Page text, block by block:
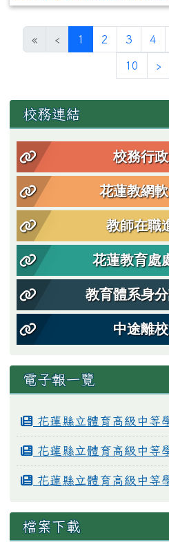
« ‹ 1 (目前頁次)
2 3 4
10 ›
左邊區域內容
校務連結
校務行
花蓮教網
教師在職
花蓮教育處
教育體系身
中途離
電子報一覽
花蓮縣立體育高級中等
花蓮縣立體育高級中等
花蓮縣立體育高級中等
檔案下載